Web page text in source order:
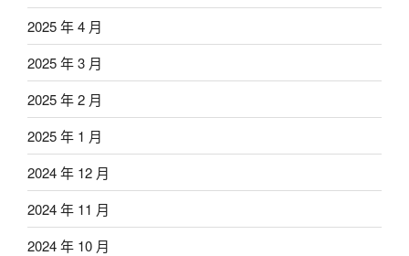
2025 年 4 月
2025 年 3 月
2025 年 2 月
2025 年 1 月
2024 年 12 月
2024 年 11 月
2024 年 10 月